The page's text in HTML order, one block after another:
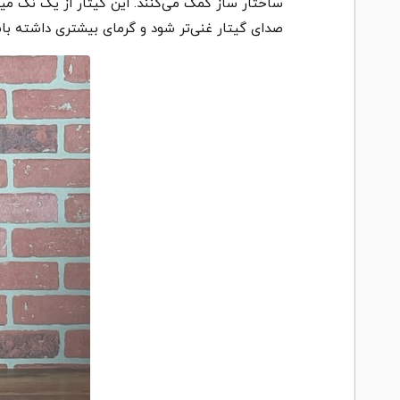
صدای گیتار غنی‌تر شود و گرمای بیشتری داشته